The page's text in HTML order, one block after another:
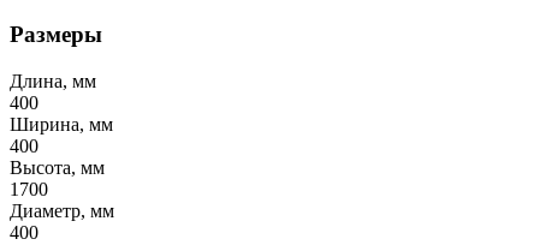
Размеры
Длина, мм
400
Ширина, мм
400
Высота, мм
1700
Диаметр, мм
400